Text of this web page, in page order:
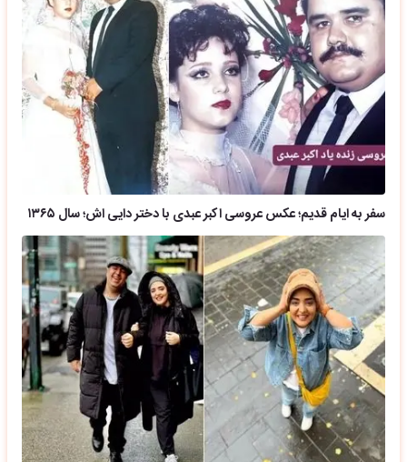
سفر به ایام قدیم؛ عکس عروسی اکبر عبدی با دختر دایی اش؛ سال ۱۳۶۵